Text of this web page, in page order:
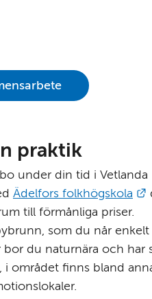
praktik
under din tid i Vetlanda
Ädelfors folkhögskola
till förmånliga priser.
som du når
till annan webbplats.
bor du naturnära och har
i området finns bland